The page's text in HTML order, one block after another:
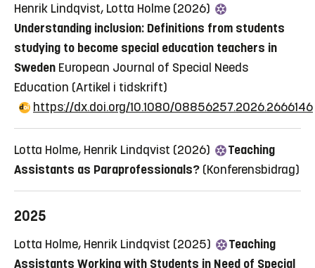
Henrik Lindqvist, Lotta Holme (2026)
Understanding inclusion: Definitions from students
studying to become special education teachers in
Sweden European Journal of Special Needs
Education (Artikel i tidskrift)
https://dx.doi.org/10.1080/08856257.2026.2666146
Lotta Holme, Henrik Lindqvist (2026)
Teaching
Assistants as Paraprofessionals? (Konferensbidrag)
2025
Lotta Holme, Henrik Lindqvist (2025)
Teaching
Assistants Working with Students in Need of Special